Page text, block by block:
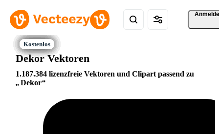
Dekor Vektoren
1.187.384 lizenzfreie Vektoren und Clipart passend zu
Dekor